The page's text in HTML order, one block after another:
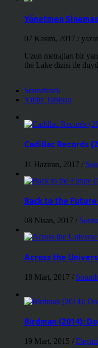
Yönetmen
07 Kasım, 2017 /
Uzun metrajları bir
the Lake dizisi ile
Soundtrack
Yıldız Tablosu
Cadillac Records
11 Haziran, 2017 /
Back to the
08 Nisan, 2017 /
Across the
18 Mart, 2017 /
Birdman (2014):
19 Mart, 2015 /